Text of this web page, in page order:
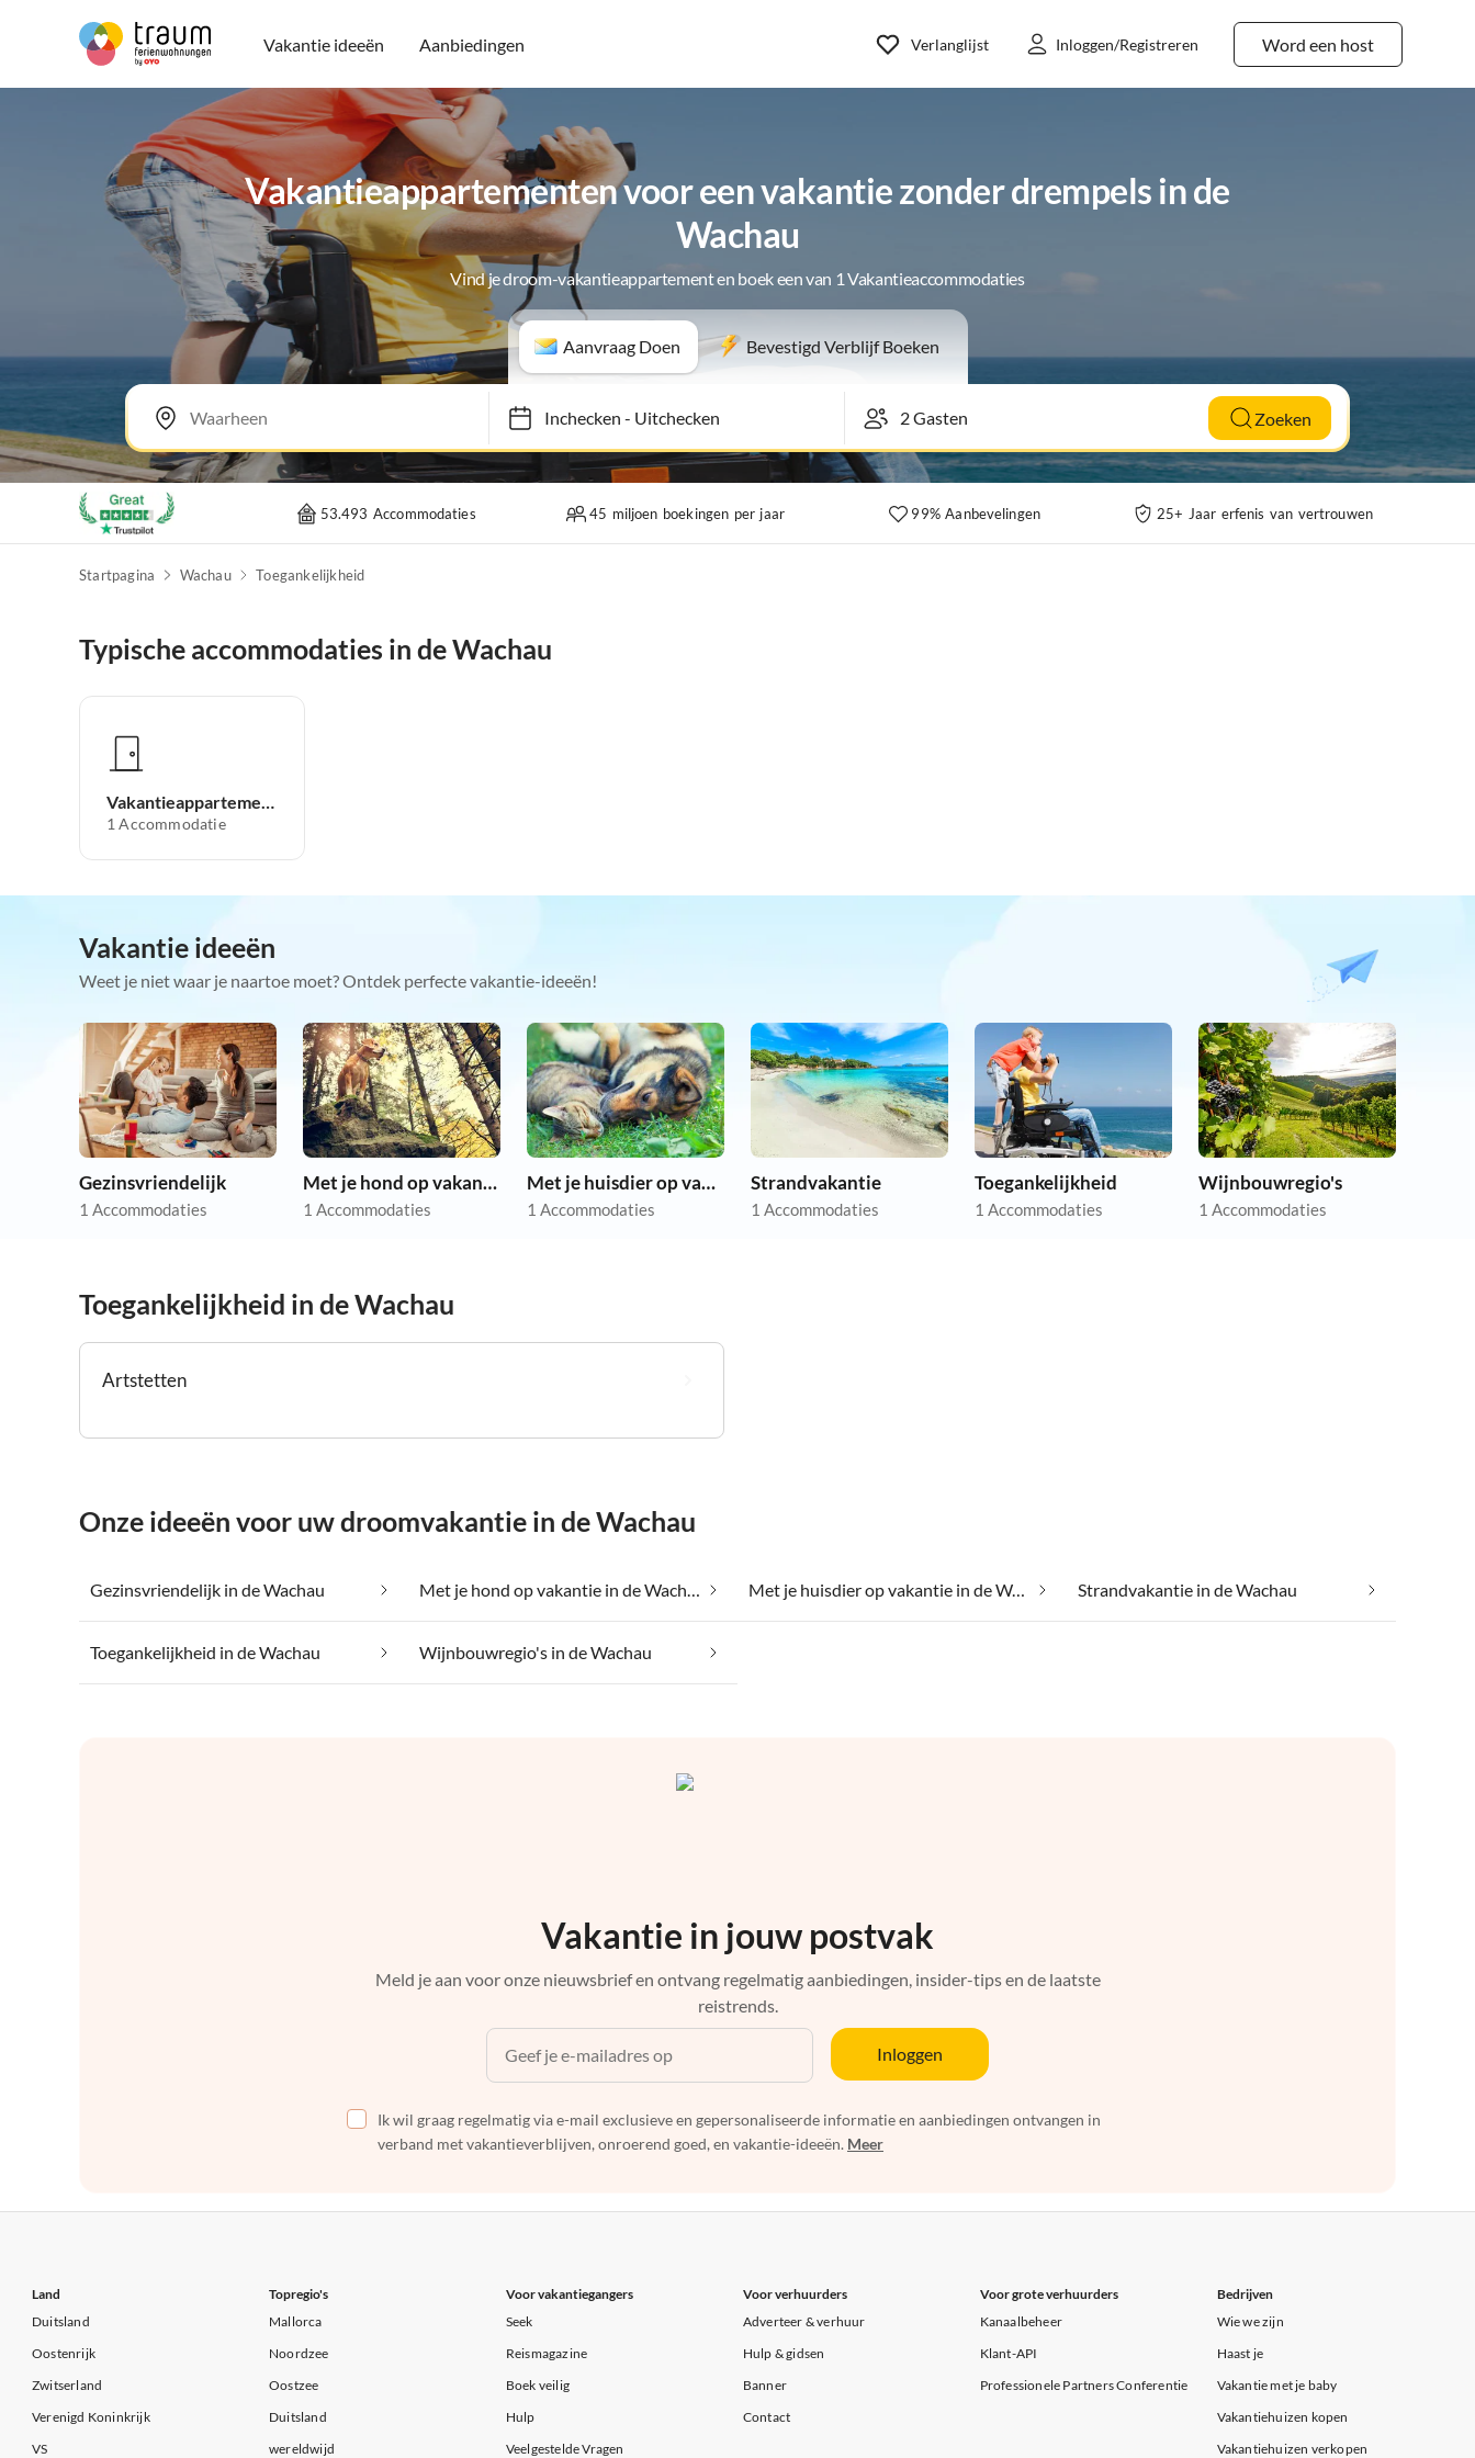
Vakantie ideeën Aanbiedingen Word een host
Verlanglijst Inloggen/Registreren
Vakantieappartementen voor een vakantie zonder drempels in de
Wachau
Vind je droom-vakantieappartement en boek een van 1 Vakantieaccommodaties
Aanvraag Doen Bevestigd Verblijf Boeken
Inchecken- Uitchecken Zoeken
53.493 Accommodaties 45 miljoen boekingen per jaar 99% Aanbevelingen 25+ Jaar erfenis van vertrouwen
Startpagina Wachau Toegankelijkheid
Typische accommodaties in de Wachau
Vakantieappartement
1 Accommodatie
Vakantie ideeën
Weet je niet waar je naartoe moet? Ontdek perfecte vakantie-ideeën!
Gezinsvriendelijk
1 Accommodaties
Met je hond op vakantie
1 Accommodaties
Met je huisdier op vakantie
1 Accommodaties
Strandvakantie
1 Accommodaties
Toegankelijkheid
1 Accommodaties
Wijnbouwregio's
1 Accommodaties
Toegankelijkheid in de Wachau
Artstetten
Onze ideeën voor uw droomvakantie in de Wachau
Gezinsvriendelijk in de Wachau Met je hond op vakantie in de Wachau Met je huisdier op vakantie in de Wachau Strandvakantie in de Wachau
Toegankelijkheid in de Wachau Wijnbouwregio's in de Wachau
Vakantie in jouw postvak
Meld je aan voor onze nieuwsbrief en ontvang regelmatig aanbiedingen, insider-tips en de laatste
reistrends.
Inloggen
Ik wil graag regelmatig via e-mail exclusieve en gepersonaliseerde informatie en aanbiedingen ontvangen in
verband met vakantieverblijven, onroerend goed, en vakantie-ideeën. Meer
Land
Duitsland
Oostenrijk
Zwitserland
Verenigd Koninkrijk
VS
Topregio's
Mallorca
Noordzee
Oostzee
Duitsland
wereldwijd
Voor vakantiegangers
Seek
Reismagazine
Boek veilig
Hulp
Veelgestelde Vragen
Voor verhuurders
Adverteer & verhuur
Hulp & gidsen
Banner
Contact
Voor grote verhuurders
Kanaalbeheer
Klant-API
Professionele Partners Conferentie
Bedrijven
Wie we zijn
Haast je
Vakantie met je baby
Vakantiehuizen kopen
Vakantiehuizen verkopen